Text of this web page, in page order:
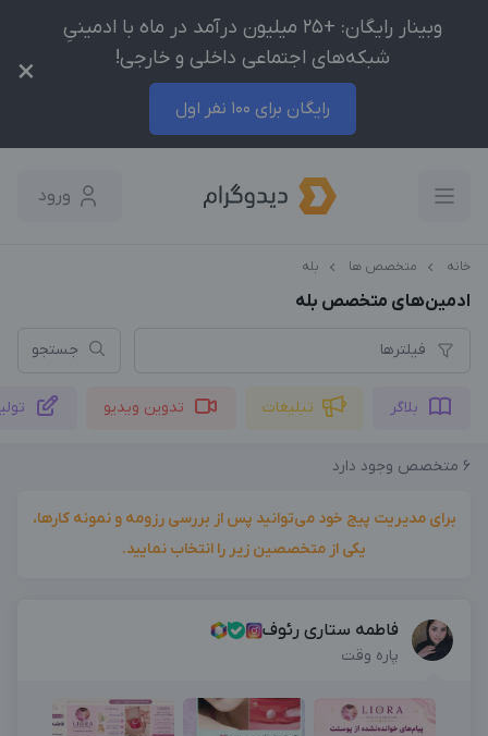
وبینار رایگان: +25 میلیون درآمد در ماه با ادمینیِ
شبکه‌های اجتماعی داخلی و خارجی!
رایگان برای 100 نفر اول
×
ورود
خانه متخصص ها بله
ادمین‌های متخصص بله
فیلترها جستجو
بلاگر تبلیغات تدوین ویدیو
6 متخصص وجود دارد
برای مدیریت پیج خود می‌توانید پس از بررسی رزومه و نمونه کارها،
یکی از متخصصین زیر را انتخاب نمایید.
فاطمه ستاری رئوف
پاره وقت